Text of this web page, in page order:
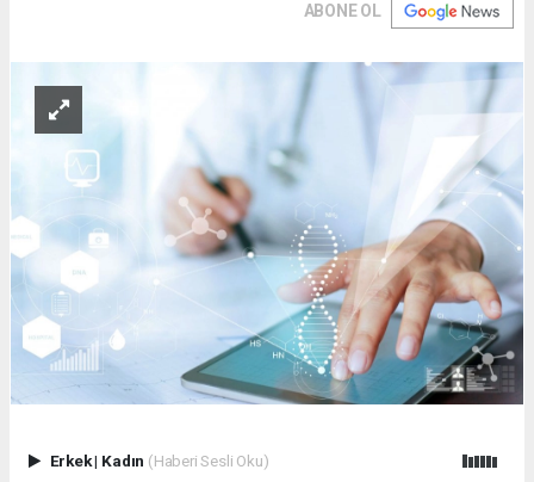
ABONE OL
Erkek| Kadın (Haberi Sesli Oku)